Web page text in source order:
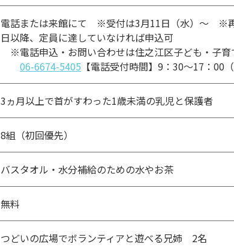
電話または来館にて ※受付は3月11日（水）～ ※
日以降、定員に達していなければ申込可
※電話申込・お問い合わせは住之江区子ども・子育
06-6674-5405 【電話受付時間】9：30～17：00
3ヵ月以上で首がすわった1歳未満の乳児と保護者
8組（初回優先）
バスタオル・水分補給のための水やお茶
無料
つどいの広場でボランティアと遊べる兄姉 2名